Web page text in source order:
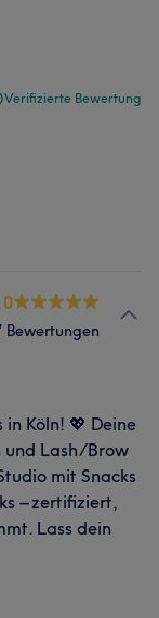
Verifizierte Bewertung
Bewertungen
Köln! 💖 Deine
und Lash/Brow
mit Snacks
– zertifiziert,
Lass dein